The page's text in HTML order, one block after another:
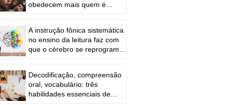
obedecem mais quem é
A instrução fônica sistemática
no ensino da leitura faz com
que o cérebro se reprograme
Decodificação, compreensão
oral, vocabulário: três
habilidades essenciais de